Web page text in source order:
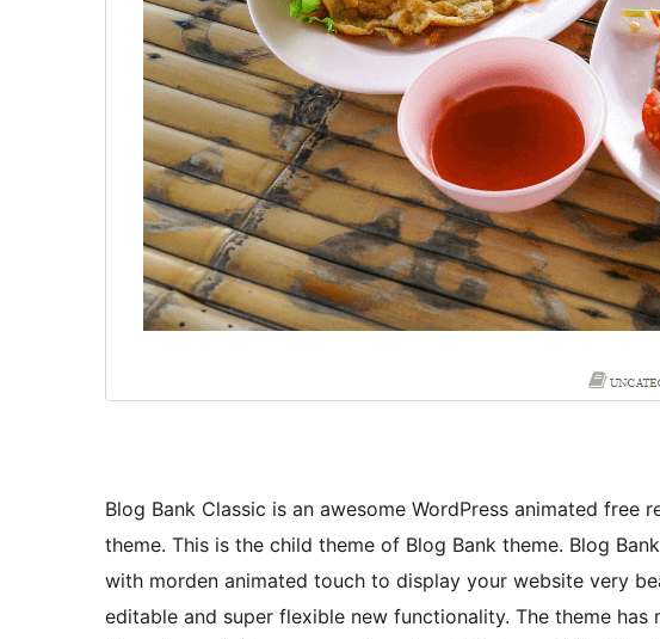
Blog Bank Classic is an awesome WordPress animated free
theme. This is the child theme of Blog Bank theme. Blog
with morden animated touch to display your website very
editable and super flexible new functionality. The theme